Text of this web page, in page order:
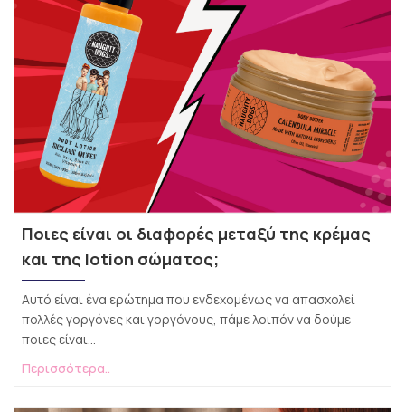
Ποιες είναι οι διαφορές μεταξύ της κρέμας
και της lotion σώματος;
Αυτό είναι ένα ερώτημα που ενδεχομένως να απασχολεί
πολλές γοργόνες και γοργόνους, πάμε λοιπόν να δούμε
ποιες είναι...
Περισσότερα..